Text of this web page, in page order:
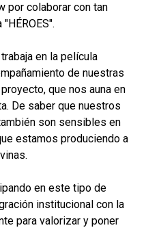
por colaborar con tan
en la película
de nuestras
que nos auna en
De saber que nuestros
son sensibles en
estamos produciendo a
en este tipo de
institucional con la
para valorizar y poner